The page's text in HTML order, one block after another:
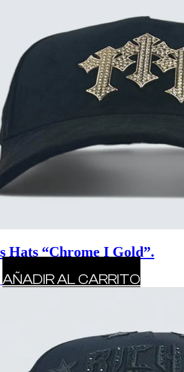
Hats “Chrome I Gold”.
AÑADIR AL CARRITO